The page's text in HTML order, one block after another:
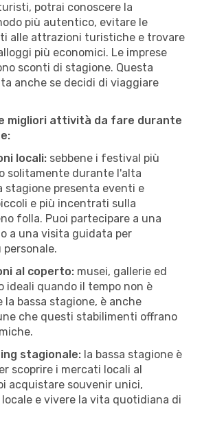
potrai conoscere la
più autentico, evitare le
alle attrazioni turistiche e trovare
più economici. Le imprese
sconti di stagione. Questa
anche se decidi di viaggiare
migliori attività da fare durante
locali: sebbene i festival più
solitamente durante l'alta
stagione presenta eventi e
e più incentrati sulla
folla. Puoi partecipare a una
a una visita guidata per
personale.
al coperto: musei, gallerie ed
ideali quando il tempo non è
bassa stagione, è anche
che questi stabilimenti offrano
stagionale: la bassa stagione è
scoprire i mercati locali al
acquistare souvenir unici,
e vivere la vita quotidiana di